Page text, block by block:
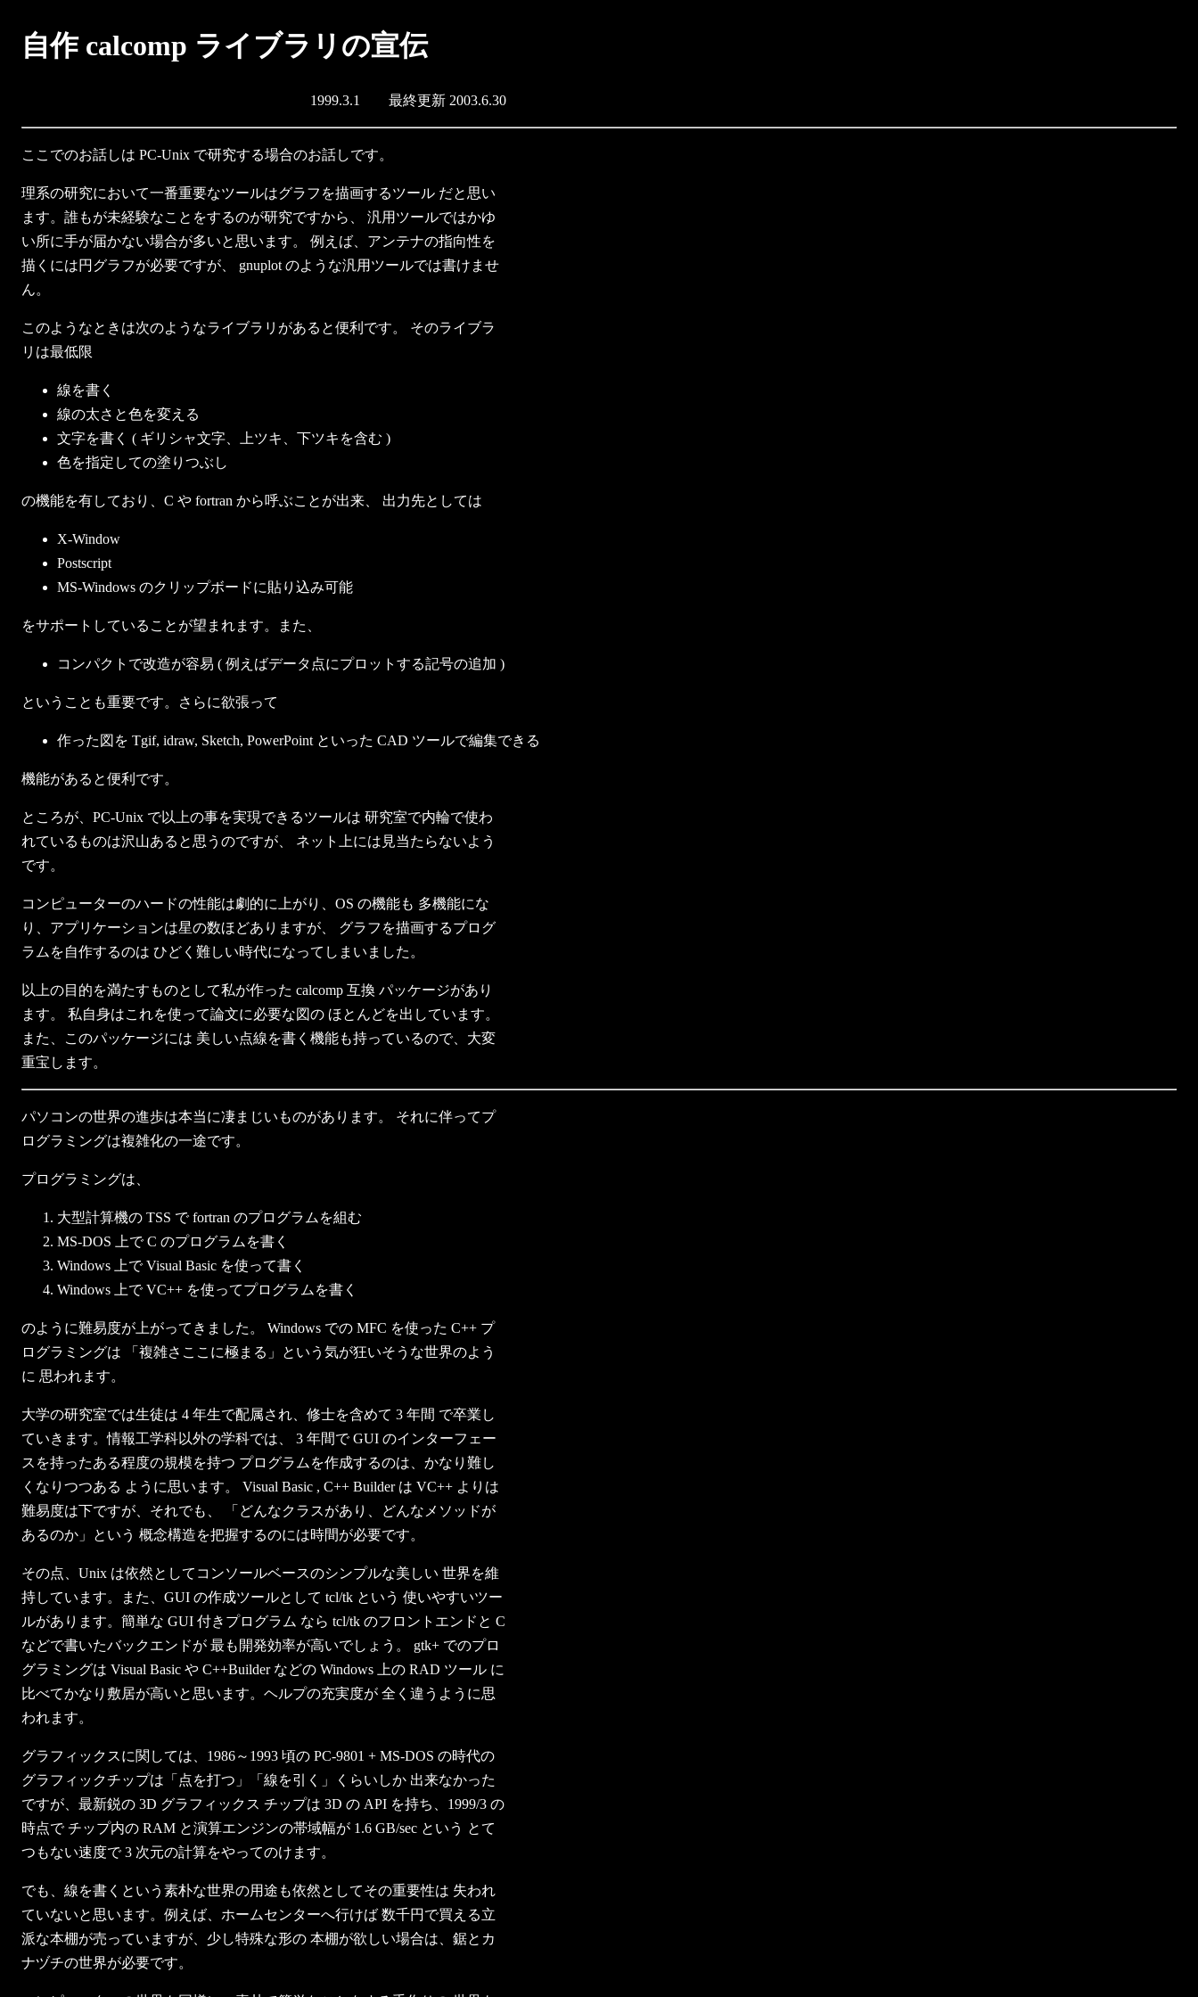
自作 calcomp ライブラリの宣伝
1999.3.1 最終更新 2003.6.30
ここでのお話しは PC-Unix で研究する場合のお話しです。
理系の研究において一番重要なツールはグラフを描画するツール だと思い
ます。誰もが未経験なことをするのが研究ですから、 汎用ツールではかゆ
い所に手が届かない場合が多いと思います。 例えば、アンテナの指向性を
描くには円グラフが必要ですが、 gnuplot のような汎用ツールでは書けませ
ん。
このようなときは次のようなライブラリがあると便利です。 そのライブラ
リは最低限
線を書く
線の太さと色を変える
文字を書く ( ギリシャ文字、上ツキ、下ツキを含む )
色を指定しての塗りつぶし
の機能を有しており、C や fortran から呼ぶことが出来、 出力先としては
X-Window
Postscript
MS-Windows のクリップボードに貼り込み可能
をサポートしていることが望まれます。また、
コンパクトで改造が容易 ( 例えばデータ点にプロットする記号の追加 )
ということも重要です。さらに欲張って
作った図を Tgif, idraw, Sketch, PowerPoint といった CAD ツールで編集できる
機能があると便利です。
ところが、PC-Unix で以上の事を実現できるツールは 研究室で内輪で使わ
れているものは沢山あると思うのですが、 ネット上には見当たらないよう
です。
コンピューターのハードの性能は劇的に上がり、OS の機能も 多機能にな
り、アプリケーションは星の数ほどありますが、 グラフを描画するプログ
ラムを自作するのは ひどく難しい時代になってしまいました。
以上の目的を満たすものとして私が作った calcomp 互換 パッケージがあり
ます。 私自身はこれを使って論文に必要な図の ほとんどを出しています。
また、このパッケージには 美しい点線を書く機能も持っているので、大変
重宝します。
パソコンの世界の進歩は本当に凄まじいものがあります。 それに伴ってプ
ログラミングは複雑化の一途です。
プログラミングは、
大型計算機の TSS で fortran のプログラムを組む
MS-DOS 上で C のプログラムを書く
Windows 上で Visual Basic を使って書く
Windows 上で VC++ を使ってプログラムを書く
のように難易度が上がってきました。 Windows での MFC を使った C++ プ
ログラミングは 「複雑さここに極まる」という気が狂いそうな世界のよう
に 思われます。
大学の研究室では生徒は 4 年生で配属され、修士を含めて 3 年間 で卒業し
ていきます。情報工学科以外の学科では、 3 年間で GUI のインターフェー
スを持ったある程度の規模を持つ プログラムを作成するのは、かなり難し
くなりつつある ように思います。 Visual Basic , C++ Builder は VC++ よりは
難易度は下ですが、それでも、 「どんなクラスがあり、どんなメソッドが
あるのか」という 概念構造を把握するのには時間が必要です。
その点、Unix は依然としてコンソールベースのシンプルな美しい 世界を維
持しています。また、GUI の作成ツールとして tcl/tk という 使いやすいツー
ルがあります。簡単な GUI 付きプログラム なら tcl/tk のフロントエンドと C
などで書いたバックエンドが 最も開発効率が高いでしょう。 gtk+ でのプロ
グラミングは Visual Basic や C++Builder などの Windows 上の RAD ツール に
比べてかなり敷居が高いと思います。ヘルプの充実度が 全く違うように思
われます。
グラフィックスに関しては、1986～1993 頃の PC-9801 + MS-DOS の時代の
グラフィックチップは「点を打つ」「線を引く」くらいしか 出来なかった
ですが、最新鋭の 3D グラフィックス チップは 3D の API を持ち、1999/3 の
時点で チップ内の RAM と演算エンジンの帯域幅が 1.6 GB/sec という とて
つもない速度で 3 次元の計算をやってのけます。
でも、線を書くという素朴な世界の用途も依然としてその重要性は 失われ
ていないと思います。例えば、ホームセンターへ行けば 数千円で買える立
派な本棚が売っていますが、少し特殊な形の 本棚が欲しい場合は、鋸とカ
ナヅチの世界が必要です。